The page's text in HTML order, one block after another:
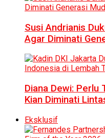
Susi Andrianis
Agar Diminati
Diana Dewi: Perlu
Kian Diminati
Eksklusif